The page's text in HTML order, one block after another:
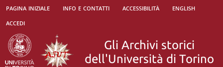
pagina iniziale info e contatti accessibilità
english
accedi